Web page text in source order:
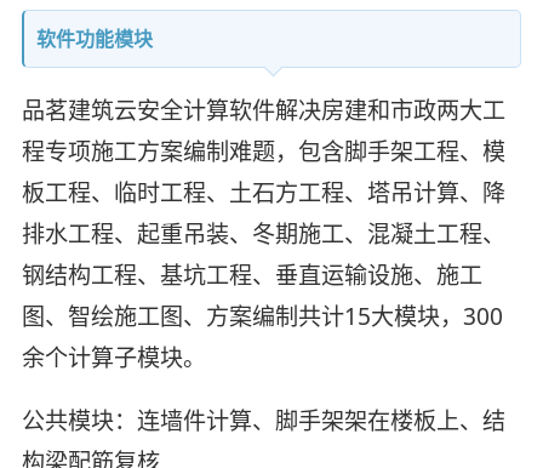
软件功能模块
品茗建筑云安全计算软件解决房建和市政两大工
程专项施工方案编制难题，包含脚手架工程、模
板工程、临时工程、土石方工程、塔吊计算、降
排水工程、起重吊装、冬期施工、混凝土工程、
钢结构工程、基坑工程、垂直运输设施、施工
图、智绘施工图、方案编制共计15大模块，300
余个计算子模块。
公共模块：连墙件计算、脚手架架在楼板上、结